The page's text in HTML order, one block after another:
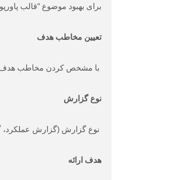
برای بهبود موضوع “قالب
تعیین مخاطب هدف
با مشخص کردن مخاطب هدف
نوع گزارش
نوع گزارش (گزارش عملکرد،
هدف ارائه